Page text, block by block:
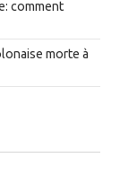
comment
morte à